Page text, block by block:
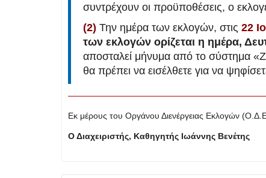
συντρέχουν οι προϋποθέσεις, ο
(2) Την ημέρα των εκλογών, στις 22
των εκλογών ορίζεται η ημέρα,
αποσταλεί μήνυμα από το σύστημα
θα πρέπει να εισέλθετε για να
Εκ μέρους του Οργάνου Διενέργειας Εκλογών
Ο Διαχειριστής, Καθηγητής Ιωάννης Βενέτης